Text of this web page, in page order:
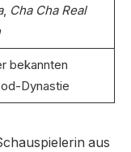
, Cha Cha Real
bekannten
Dynastie
aus